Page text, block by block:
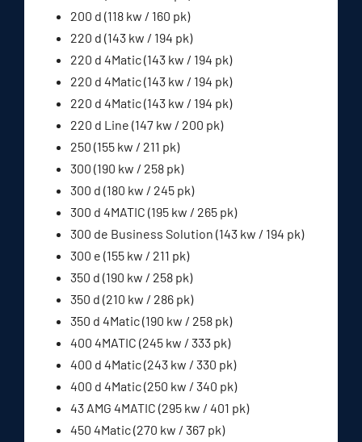
200 d (118 kw / 160 pk)
220 d (143 kw / 194 pk)
220 d 4Matic (143 kw / 194 pk)
220 d 4Matic (143 kw / 194 pk)
220 d 4Matic (143 kw / 194 pk)
220 d Line (147 kw / 200 pk)
250 (155 kw / 211 pk)
300 (190 kw / 258 pk)
300 d (180 kw / 245 pk)
300 d 4MATIC (195 kw / 265 pk)
300 de Business Solution (143 kw / 194 pk)
300 e (155 kw / 211 pk)
350 d (190 kw / 258 pk)
350 d (210 kw / 286 pk)
350 d 4Matic (190 kw / 258 pk)
400 4MATIC (245 kw / 333 pk)
400 d 4Matic (243 kw / 330 pk)
400 d 4Matic (250 kw / 340 pk)
43 AMG 4MATIC (295 kw / 401 pk)
450 4Matic (270 kw / 367 pk)